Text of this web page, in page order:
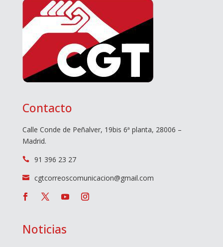
Contacto
Calle Conde de Peñalver, 19bis 6ª planta, 28006 –
Madrid.
 91 396 23 27
 cgtcorreoscomunicacion@gmail.com
Noticias